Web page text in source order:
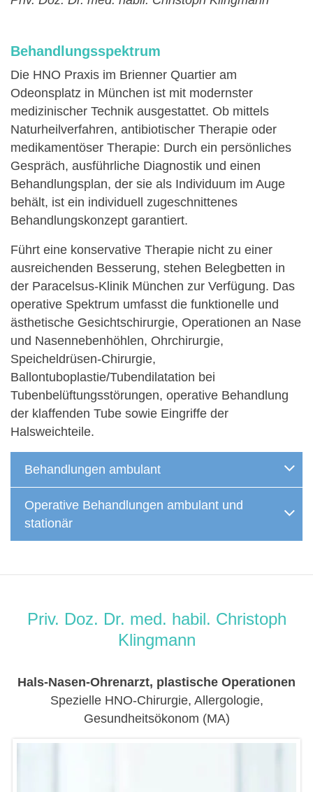
Behandlungsspektrum
Die HNO Praxis im Brienner Quartier am
Odeonsplatz in München ist mit modernster
medizinischer Technik ausgestattet. Ob mittels
Naturheilverfahren, antibiotischer Therapie oder
medikamentöser Therapie: Durch ein persönliches
Gespräch, ausführliche Diagnostik und einen
Behandlungsplan, der sie als Individuum im Auge
behält, ist ein individuell zugeschnittenes
Behandlungskonzept garantiert.
Führt eine konservative Therapie nicht zu einer
ausreichenden Besserung, stehen Belegbetten in
der Paracelsus-Klinik München zur Verfügung. Das
operative Spektrum umfasst die funktionelle und
ästhetische Gesichtschirurgie, Operationen an Nase
und Nasennebenhöhlen, Ohrchirurgie,
Speicheldrüsen-Chirurgie,
Ballontuboplastie/Tubendilatation bei
Tubenbelüftungsstörungen, operative Behandlung
der klaffenden Tube sowie Eingriffe der
Halsweichteile.
Behandlungen ambulant
Operative Behandlungen ambulant und
stationär
Priv. Doz. Dr. med. habil. Christoph
Klingmann
Hals-Nasen-Ohrenarzt, plastische Operationen
Spezielle HNO-Chirurgie, Allergologie,
Gesundheitsökonom (MA)